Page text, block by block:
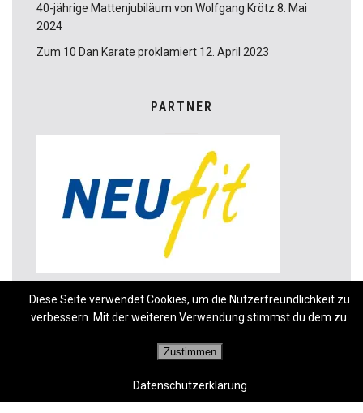
40-jährige Mattenjubiläum von Wolfgang Krötz 8. Mai
2024
Zum 10 Dan Karate proklamiert 12. April 2023
PARTNER
© KARATESCHULE WEITMANN NEUFFEN 2026
Diese Seite verwendet Cookies, um die Nutzerfreundlichkeit zu
verbessern. Mit der weiteren Verwendung stimmst du dem zu.
Zustimmen
Datenschutzerklärung